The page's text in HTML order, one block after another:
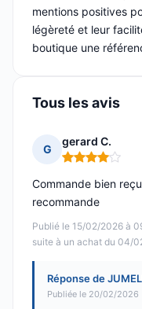
mentions positives
légèreté et leur
boutique une
Tous les avis
G
gerard C.
Note : 4 sur 5
Publié le 15/02/2026 à
suite à un achat du 04/
Commande bien
recommande
Réponse de
Publiée le 20/02/2026